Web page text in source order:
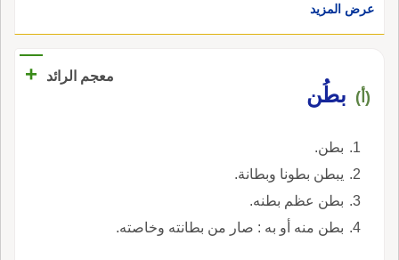
عرض المزيد
معجم الرائد +
(أ) بطُن
بطن.
يبطن بطونا وبطانة.
بطن عظم بطنه.
بطن منه أو به : صار من بطانته وخاصته.